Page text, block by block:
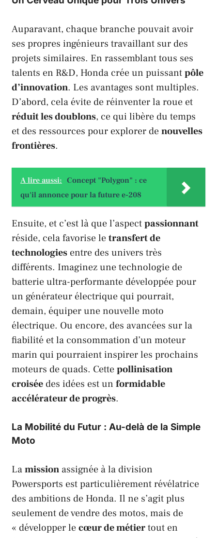
Auparavant, chaque branche pouvait avoir
ses propres ingénieurs travaillant sur des
projets similaires. En rassemblant tous ses
talents en R&D, Honda crée un puissantpôle
d’innovation. Les avantages sont multiples.
D’abord, cela évite de réinventer la roue et
réduit les doublons, ce qui libère du temps
et des ressources pour explorer denouvelles
frontières.
A lire aussi: Concept "Polygon" : ce
qu'il annonce pour la future e-208
Ensuite, et c’est là que l’aspectpassionnant
réside, cela favorise letransfert de
technologies entre des univers très
différents. Imaginez une technologie de
batterie ultra-performante développée pour
un générateur électrique qui pourrait,
demain, équiper une nouvelle moto
électrique. Ou encore, des avancées sur la
fiabilité et la consommation d’un moteur
marin qui pourraient inspirer les prochains
moteurs de quads. Cettepollinisation
croisée des idées est un formidable
accélérateur de progrès.
La Mobilité du Futur : Au-delà de la Simple
Moto
Lamission assignée à la division
Powersports est particulièrement révélatrice
des ambitions de Honda. Il ne s’agit plus
seulement de vendre des motos, mais de
« développer lecœur de métiertout en